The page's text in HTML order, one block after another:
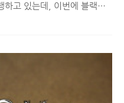
하고 있는데, 이번에 블랙헤